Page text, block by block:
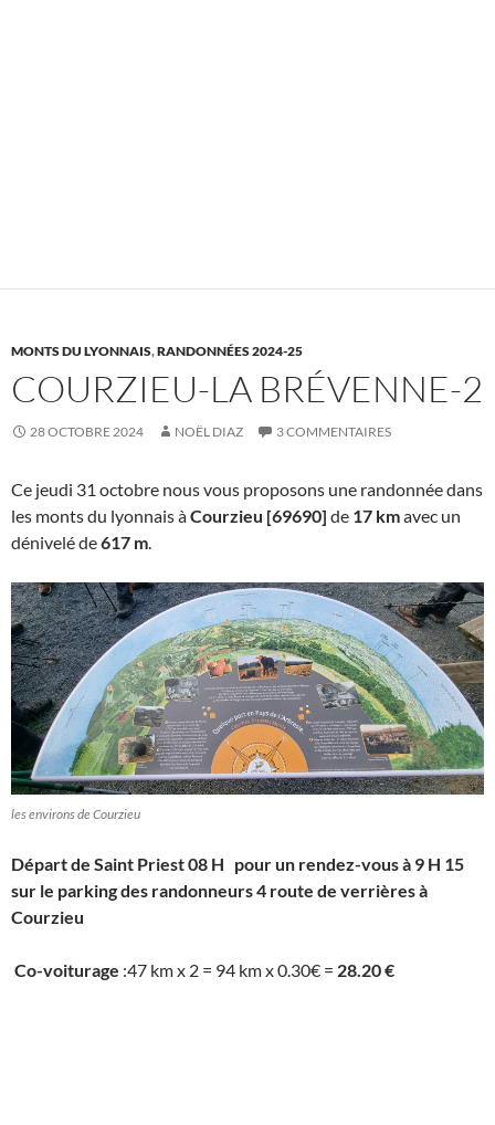
MONTS DU LYONNAIS,RANDONNÉES 2024-25
COURZIEU-LA BRÉVENNE-2
28 OCTOBRE 2024 NOËL DIAZ 3 COMMENTAIRES
Ce jeudi 31 octobre nous vous proposons une randonnée dans
les monts du lyonnais àCourzieu [69690] de 17 kmavec un
dénivelé de617 m
les environs de Courzieu
Départ de Saint Priest 08 H pour un rendez-vous à 9 H 15
sur le parking des randonneurs 4 route de verrières à
Courzieu
Co-voiturage :47 km x 2 = 94 km x 0.30€ = 28.20 €